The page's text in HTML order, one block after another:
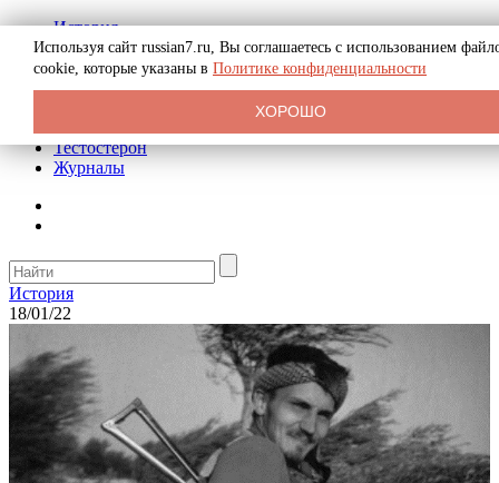
История
Биография
Криминал
Реклама на сайте
Тестостерон
Журналы
История
18/01/22
Используя сайт russian7.ru, Вы соглашаетесь с использованием
cookie, которые указаны в Политике конфиденциальности
ХОРОШО